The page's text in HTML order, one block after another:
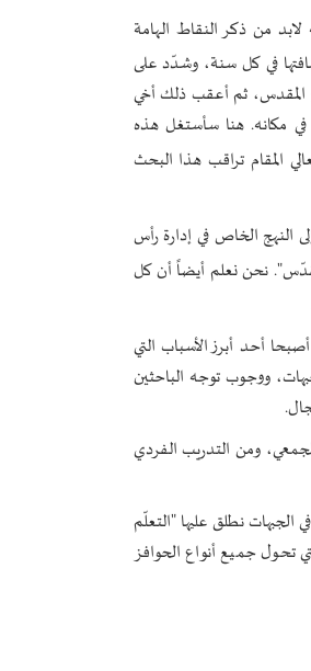
من ذكر النقاط الهامة
في كل سنة، وشدّد على
المقدس، ثم أعقب ذلك أخي
مكانه. هنا سأستغل هذه
المقام تراقب هذا البحث
النهج الخاص في إدارة رأس
نحن نعلم أيضاً أن كل
أحد أبرز الأسباب التي
ووجوب توجه الباحثين
ومن التدريب الفردي
الجبهات نطلق عليها "التعلّم
تحول جميع أنواع الحوافز